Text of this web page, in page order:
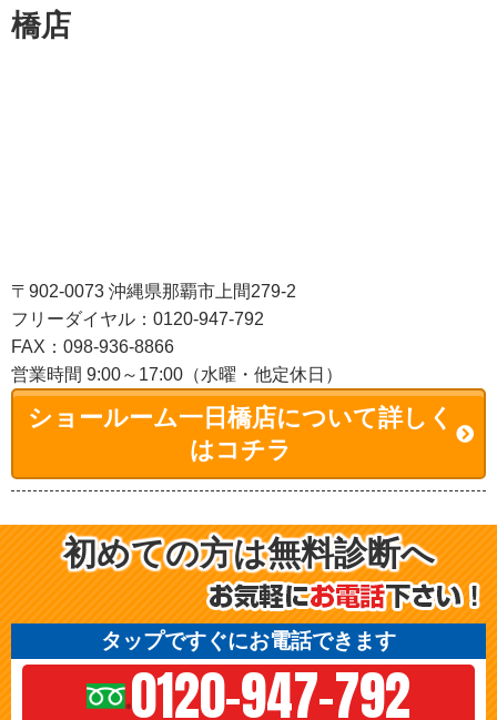
橋店
〒902-0073 沖縄県那覇市上間279-2
フリーダイヤル：0120-947-792
FAX：098-936-8866
営業時間 9:00～17:00（水曜・他定休日）
ショールーム一日橋店について詳しく
はコチラ
初めての方は無料診断へ
タップですぐにお電話できます
0120-947-792